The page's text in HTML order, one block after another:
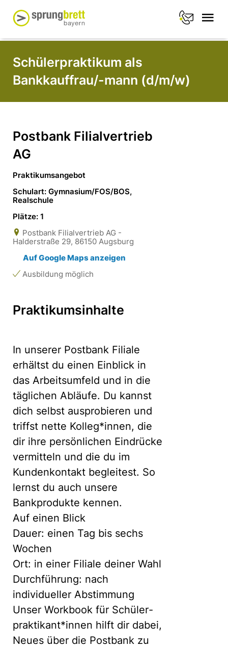
Schülerpraktikum als
Bankkauffrau/-mann (d/m/w)
Postbank Filialvertrieb
AG
Praktikumsangebot
Schulart: Gymnasium/FOS/BOS,
Realschule
Plätze: 1
Postbank Filialvertrieb AG -
Halderstraße 29, 86150 Augsburg
Auf Google Maps anzeigen
Ausbildung möglich
Praktikumsinhalte
In unserer Postbank Filiale
erhältst du einen Einblick in
das Arbeitsumfeld und in die
täglichen Abläufe. Du kannst
dich selbst ausprobieren und
triffst nette Kolleg*innen, die
dir ihre persönlichen Eindrücke
vermitteln und die du im
Kundenkontakt begleitest. So
lernst du auch unsere
Bankprodukte kennen.
Auf einen Blick
Dauer: einen Tag bis sechs
Wochen
Ort: in einer Filiale deiner Wahl
Durchführung: nach
individueller Abstimmung
Unser Work­book für Schüler­
prakti­kant*innen hilft dir dabei,
Neues über die Postbank zu